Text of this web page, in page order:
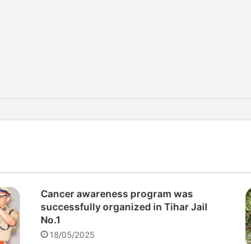
Cancer awareness program was
successfully organized in Tihar Jail
No.1
18/05/2025